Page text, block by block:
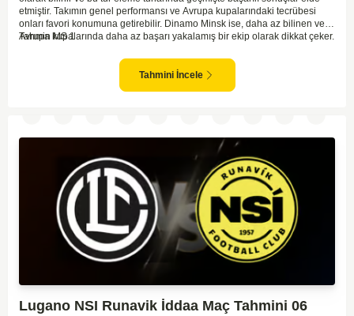
etmiştir. Takımın genel performansı ve Avrupa kupalarındaki tecrübesi
onları favori konumuna getirebilir. Dinamo Minsk ise, daha az bilinen ve
Avrupa kupalarında daha az başarı yakalamış bir ekip olarak dikkat çeker.
elinde tutarak maçı geçirebileceği beklenebilir. İki takımın arasındaki
kalite farkı Braga'nın lehine görünüyor. Bu bağlamda, ev sahibi ekibin iyi
bir sonuçla bu turu geçebileceği öngörülebilir.
Tahmin MS 1
Tahmini İncele
Lugano NSI Runavik İddaa Maç Tahmini 06